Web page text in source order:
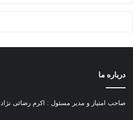
درباره ما
صاحب امتیاز و مدیر مسئول : اکرم رضائی نژاد